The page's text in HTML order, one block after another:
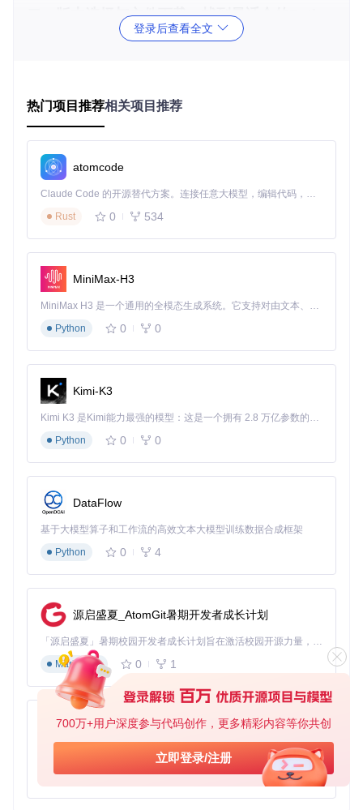
700万+用户深度参与代码创作，更多精彩内容等你共创
立即登录/注册
二、版本选择与文件下载：找到最适合的Pytho
主要版本分类：
完整安装包（.exe）：包含全部标准库和工具，适合新手
嵌入式版本（.zip）：轻量级便携版，适合高级用户
NuGet包
（.nupkg）：开发者项目集成专用
下载路径指引：
在项目目录中导航至对应版本文件夹：3.10.0/，下载以下文
件：
三、图解安装步骤：5分钟完成Python配置
步骤1：启动安装程序
双击下载的.exe文件，出现安装界面后，务必勾选"Add Pyth
on to PATH"（自动配置环境变量），然后点击"Install No
w"。
保持默认设置，等待进度条完成。安装过程中可能出现系统组
件安装提示，点击"确定"即可。
步骤3：验证安装结果
按下Win+R输入cmd
若显示Python 3.10.0，则安装成功！
四、必备配置：让Python更好用
安装pip包管理器
如果安装包未包含pip，可通过以下步骤安装：
下载get-pip.py脚本
在命令提示符中运行：
登录后查看全文
热门项目推荐相关项目推荐
atomcode
Claude Code 的开源替代方案。连接任意大模型，编辑代码，运行命令，自动验证 — 全自动执行。用 Rust 构建，极致性能。 ｜ An open-source alternative to Claude Code. Connect any LLM, edit code, run commands, and verify changes — autonomously. Built in Rust for speed. Get Started
Rust
0 534
MiniMax-H3
MiniMax H3 是一个通用的全模态生成系统。它支持对由文本、图像、视频和音频组成的多模态上下文进行统一理解，并能生成分辨率高达 2K、时长可达 15 秒的带原生立体声音频的视频。得益于面向任务泛化的系统设计，H3 在预训练阶段就已具备广泛的多模态上下文理解与生成能力，能够出色地执行复杂的多模态指令。
Python
0 0
Kimi-K3
Kimi K3 是Kimi能力最强的模型：这是一个拥有 2.8 万亿参数的混合专家（MoE）模型，具备原生视觉理解能力，并支持 100 万 token 的上下文窗口。
Python
0 0
DataFlow
基于大模型算子和工作流的高效文本大模型训练数据合成框架
Python
0 4
源启盛夏_AtomGit暑期开发者成长计划
「源启盛夏」暑期校园开发者成长计划旨在激活校园开源力量，通过积分激励、认证扶持、资源倾斜等形式，引导高校组织和开发者完成「入驻 — 建项目 — 做贡献 — 获认证 — 得资源」的完整闭环。无论你是想带领社团入驻平台的组织者，还是希望用代码贡献证明自己的开发者，都能在这里找到属于你的成长路径。
Markdown
0 1
py-xiaozhi
基于Python的Xiaozhi AI，适用于想要完整Xiaozhi体验而无需拥有专用硬件的用户。
Python
0 1